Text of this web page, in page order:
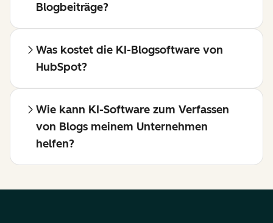
Blogbeiträge?
Was kostet die KI-Blogsoftware von
HubSpot?
Wie kann KI-Software zum Verfassen
von Blogs meinem Unternehmen
helfen?